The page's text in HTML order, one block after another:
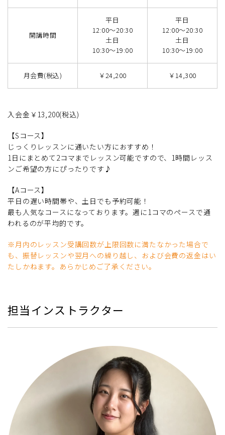
開講時間
平日
12:00～20:30
土日
10:30～19:00
平日
12:00～20:30
土日
10:30～19:00
月会費(税込) ￥24,200 ￥14,300
入会金￥13,200(税込)
【Sコース】
じっくりレッスンに通いたい方におすすめ！
1日にまとめて2コマまでレッスン可能ですので、1時間レッス
ンご希望の方にぴったりです♪
【Aコース】
平日の遅い時間帯や、土日でも予約可能！
最も人気なコースになっております。週に1コマのペースで通
われるのが平均的です。
※月内のレッスン受講回数が上限回数に満たなかった場合で
も、振替レッスンや翌月への繰り越し、および会費の返金はい
たしかねます。あらかじめご了承ください。
担当インストラクター